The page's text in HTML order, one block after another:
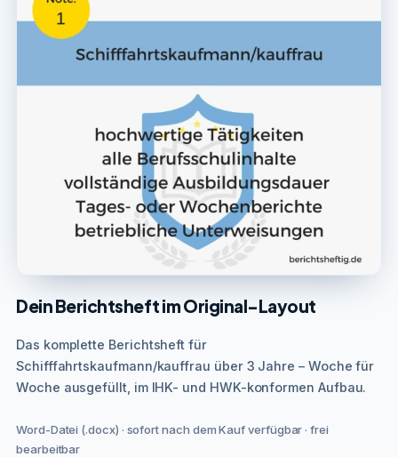
Dein Berichtsheft im Original-Layout
Das komplette Berichtsheft für
Schifffahrtskaufmann/kauffrau über 3 Jahre – Woche für
Woche ausgefüllt, im IHK- und HWK-konformen Aufbau.
Word-Datei (.docx) · sofort nach dem Kauf verfügbar · frei
bearbeitbar